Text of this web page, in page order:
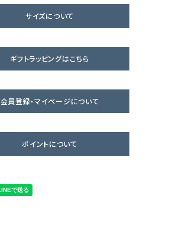
サイズについて
ギフトラッピングはこちら
会員登録・マイページについて
ポイントについて